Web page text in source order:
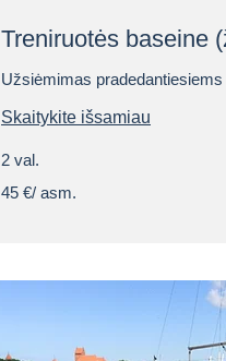
Treniruotės baseine
Užsiėmimas
Skaitykite išsamiau
2 val.
€/
45 €/ asm.